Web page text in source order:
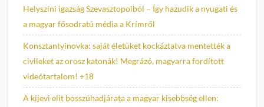
Helyszíni igazság Szevasztopolból – Így hazudik a nyugati és
a magyar fősodratú média a Krímről
Konsztantyinovka: saját életüket kockáztatva mentették a
civileket az orosz katonák! Megrázó, magyarra fordított
videótartalom! +18
A kijevi elit bosszúhadjárata a magyar kisebbség ellen: